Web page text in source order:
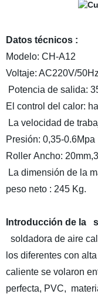
Datos técnicos :
Modelo: CH-A12
Voltaje: AC220V/50Hz
Potencia de salida:
El control del calor:
La velocidad de
Presión: 0,35-0.6Mpa
Roller Ancho:
La dimensión de la
peso neto : 245 Kg.
Introducción de la
soldadora de aire
los diferentes con
caliente se volaron
perfecta, PVC,